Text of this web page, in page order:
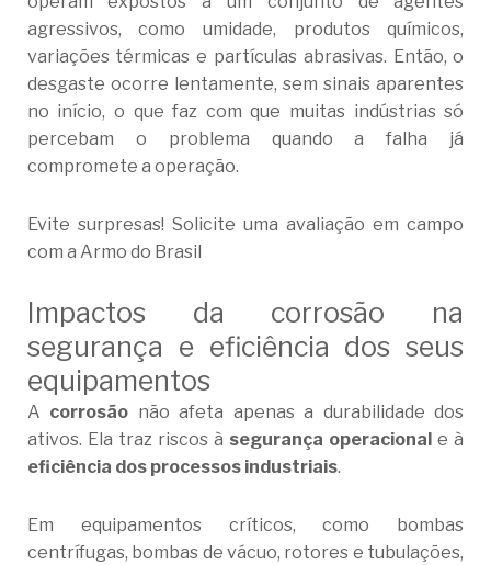
agressivos, como umidade, produtos químicos,
variações térmicas e partículas abrasivas. Então, o
desgaste ocorre lentamente, sem sinais aparentes
no início, o que faz com que muitas indústrias só
percebam o problema quando a falha já
compromete a operação.
Evite surpresas! Solicite uma avaliação em campo
com a Armo do Brasil
Impactos da corrosão na
segurança e eficiência dos seus
equipamentos
A corrosão não afeta apenas a durabilidade dos
ativos. Ela traz riscos à segurança operacional e à
eficiência dos processos industriais.
Em equipamentos críticos, como bombas
centrífugas, bombas de vácuo, rotores e tubulações,